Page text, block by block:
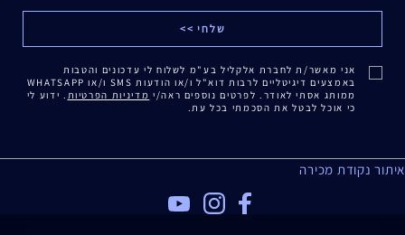
אני מאשר/ת לחברת אלקליל בע"מ לשלוח לי עדכונים והטבות
באמצעים דיגיטליים לרבות דוא"ל ו/או הודעות SMS ו/או WHATSAPP
ממותג אסתי לאודר. לפרטים נוספים ראה/י מדיניות הפרטיות . ידוע לי
כי אוכל לבטל את הסכמתי בכל עת.
איתור נקודת מכירה